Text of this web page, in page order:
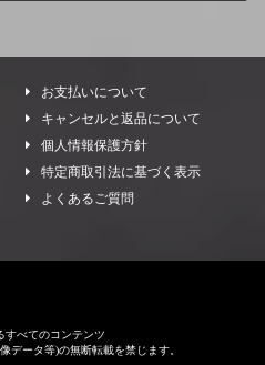
お支払いについて
キャンセルと返品について
個人情報保護方針
特定商取引法に基づく表示
よくあるご質問
すべてのコンテンツ
データ等)の無断転載を禁じます。